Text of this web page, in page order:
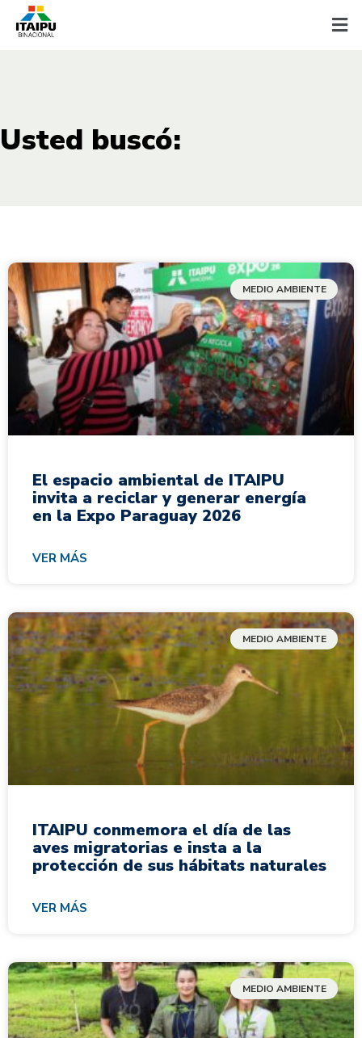
Usted buscó:
MEDIO AMBIENTE
El espacio ambiental de ITAIPU
invita a reciclar y generar energía
en la Expo Paraguay 2026
VER MÁS
MEDIO AMBIENTE
ITAIPU conmemora el día de las
aves migratorias e insta a la
protección de sus hábitats naturales
VER MÁS
MEDIO AMBIENTE